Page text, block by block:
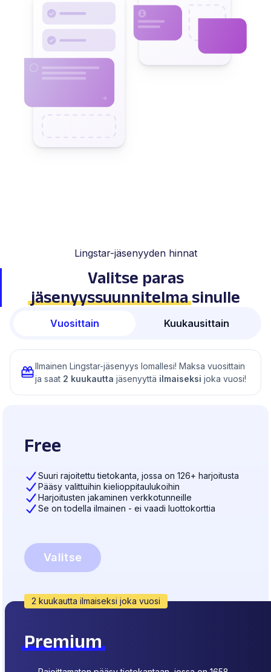
Lingstar-jäsenyyden hinnat
Valitse paras
jäsenyyssuunnitelmasinulle
Vuosittain Kuukausittain
Ilmainen Lingstar-jäsenyys lomallesi! Maksa vuosittain
ja saat 2 kuukautta jäsenyyttä ilmaiseksi joka vuosi!
Free
Suuri rajoitettu tietokanta, jossa on 126+ harjoitusta
Pääsy valittuihin kielioppitaulukoihin
Harjoitusten jakaminen verkkotunneille
Se on todella ilmainen - ei vaadi luottokorttia
Valitse
2 kuukautta ilmaiseksi joka vuosi
Premium